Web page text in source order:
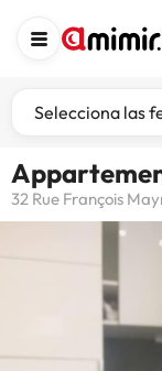
Selecciona las
32 Rue François